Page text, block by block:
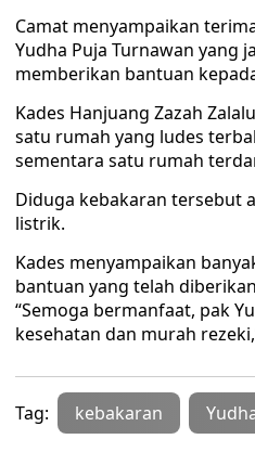
Camat menyampaikan
Yudha Puja Turnawan yang
memberikan bantuan
Kades Hanjuang Zazah
satu rumah yang ludes
sementara satu rumah
Diduga kebakaran tersebut
listrik.
Kades menyampaikan
bantuan yang telah
“Semoga bermanfaat, pak
kesehatan dan murah
Tag: kebakaran